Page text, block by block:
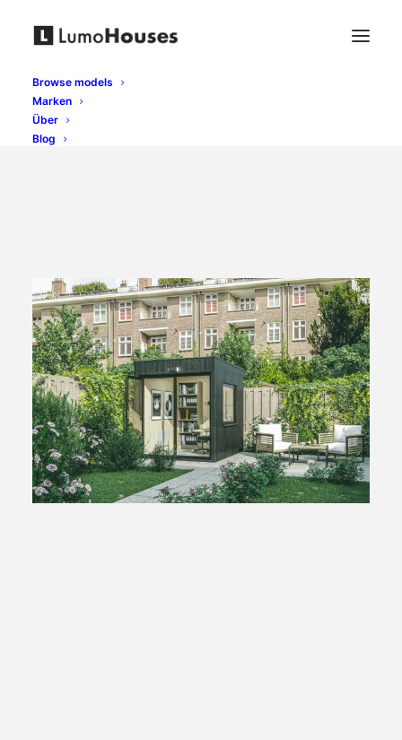
Browse models
Marken
Über
Blog